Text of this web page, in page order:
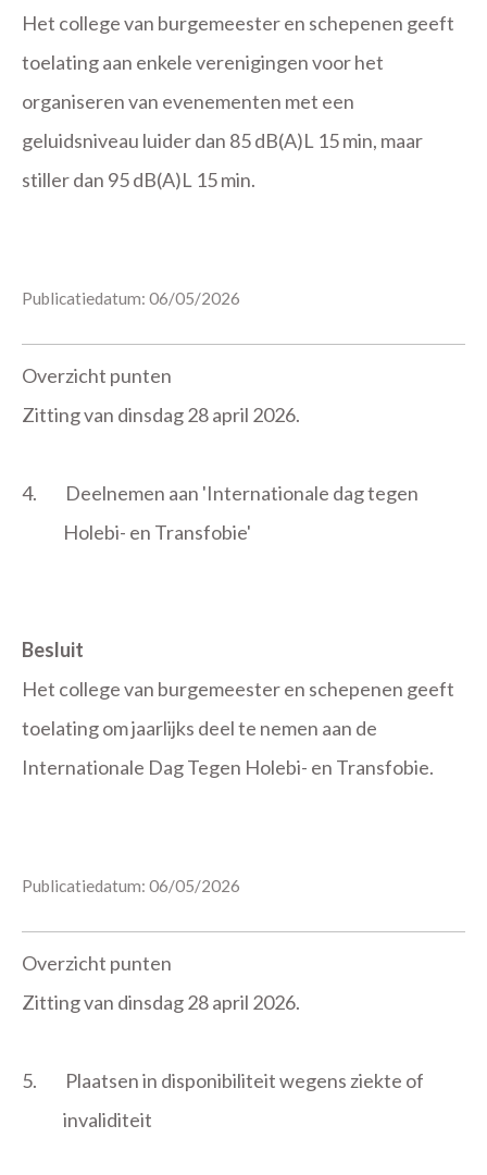
Het college van burgemeester en schepenen geeft
toelating aan enkele verenigingen voor het
organiseren van evenementen met een
geluidsniveau luider dan 85 dB(A)L 15 min, maar
stiller dan 95 dB(A)L 15 min.
Publicatiedatum: 06/05/2026
Overzicht punten
Zitting van dinsdag 28 april 2026.
4.
Deelnemen aan 'Internationale dag tegen
Holebi- en Transfobie'
Besluit
Het college van burgemeester en schepenen geeft
toelating om jaarlijks deel te nemen aan de
Internationale Dag Tegen Holebi- en Transfobie.
Publicatiedatum: 06/05/2026
Overzicht punten
Zitting van dinsdag 28 april 2026.
5.
Plaatsen in disponibiliteit wegens ziekte of
invaliditeit